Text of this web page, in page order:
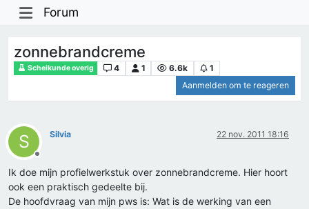
Forum
zonnebrandcreme
Scheikunde overig 4 1 6.6k
1
Aanmelden om te reageren
S
Offline
Silvia 22 nov. 2011 18:16
Ik doe mijn profielwerkstuk over zonnebrandcreme. Hier hoort
ook een praktisch gedeelte bij.
De hoofdvraag van mijn pws is: Wat is de werking van een